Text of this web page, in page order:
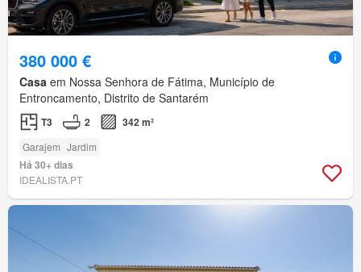
380 000 €
Casa em Nossa Senhora de Fátima, Município de
Entroncamento, Distrito de Santarém
T3 2 342 m²
Garajem Jardim
Há 30+ dias
IDEALISTA.PT